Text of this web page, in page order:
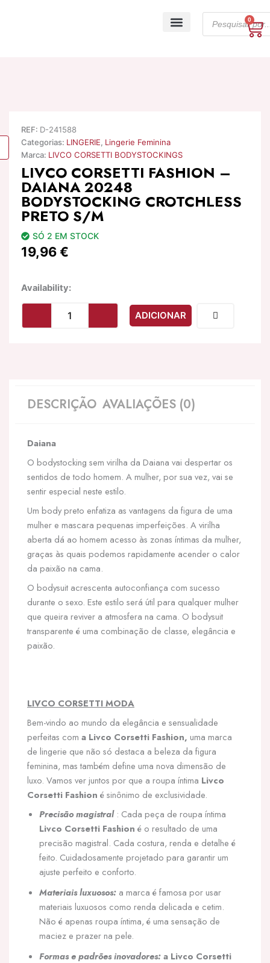
search
0
REF: D-241588
Categorias: LINGERIE, Lingerie Feminina
Marca: LIVCO CORSETTI BODYSTOCKINGS
LIVCO CORSETTI FASHION –
DAIANA 20248
BODYSTOCKING CROTCHLESS
PRETO S/M
SÓ 2 EM STOCK
19,96€
Availability:Quantidade
LIVCO
CORSETTI
CROTCHLESS
PRETO
ADICIONAR
DESCRIÇÃO AVALIAÇÕES (0)
Daiana
O bodystocking sem virilha da Daiana vai despertar os
sentidos de todo homem. A mulher, por sua vez, vai se
sentir especial neste estilo.
Um body preto enfatiza as vantagens da figura de uma
mulher e mascara pequenas imperfeições. A virilha
aberta dá ao homem acesso às zonas íntimas da mulher,
graças às quais podemos rapidamente acender o calor
da paixão na cama.
O bodysuit acrescenta autoconfiança com sucesso
durante o sexo. Este estilo será útil para qualquer mulher
que queira reviver a atmosfera na cama. O bodysuit
transparente é uma combinação de classe, elegância e
paixão.
LIVCO CORSETTI MODA
Bem-vindo ao mundo da elegância e sensualidade
perfeitas com a Livco Corsetti Fashion, uma marca
de lingerie que não só destaca a beleza da figura
feminina, mas também define uma nova dimensão de
luxo. Vamos ver juntos por que a roupa íntima Livco
Corsetti Fashion é sinônimo de exclusividade.
Precisão magistral: Cada peça de roupa íntima
Livco Corsetti Fashion é o resultado de uma
precisão magistral. Cada costura, renda e detalhe é
feito. Cuidadosamente projetado para garantir um
ajuste perfeito e conforto.
Materiais luxuosos: a marca é famosa por usar
materiais luxuosos como renda delicada e cetim.
Não é apenas roupa íntima, é uma sensação de
maciez e prazer na pele.
Formas e padrões inovadores:a Livco Corsetti